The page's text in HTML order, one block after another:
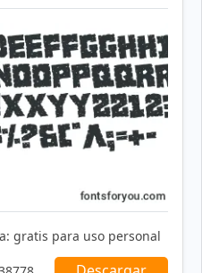
gratis para uso personal